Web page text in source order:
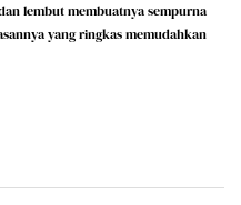
lembut membuatnya sempurna
yang ringkas memudahkan